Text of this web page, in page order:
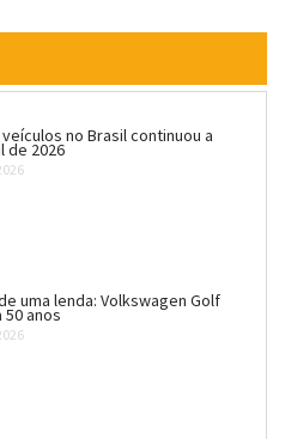
no Brasil continuou a
de 2026
uma lenda: Volkswagen Golf
50 anos